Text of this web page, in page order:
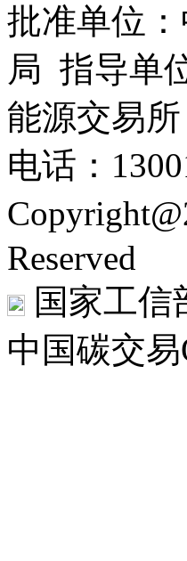
批准单位
局 指导单
能源交易所
电话：
Reserved
国家工信
中国碳交